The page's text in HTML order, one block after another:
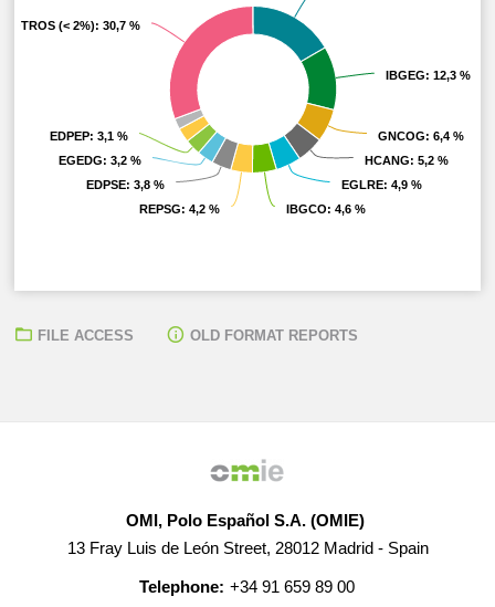
IBGEG: 12,3 %
IBGEG: 12,3 %
GNCOG: 6,4 %
GNCOG: 6,4 %
HCANG: 5,2 %
HCANG: 5,2 %
EGLRE: 4,9 %
EGLRE: 4,9 %
IBGCO: 4,6 %
IBGCO: 4,6 %
REPSG: 4,2 %
REPSG: 4,2 %
EDPSE: 3,8 %
EDPSE: 3,8 %
EGEDG: 3,2 %
EGEDG: 3,2 %
EDPEP: 3,1 %
EDPEP: 3,1 %
OTROS (< 2%): 30,7 %
OTROS (< 2%): 30,7 %
FILE ACCESS OLD FORMAT REPORTS
OMI, Polo Español S.A. (OMIE)
13 Fray Luis de León Street, 28012 Madrid - Spain
Telephone: +34 91 659 89 00